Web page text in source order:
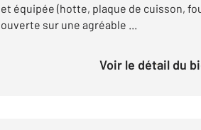
et équipée (hotte, plaque de cuisson,
ouverte sur une agréable ...
Voir le détail du